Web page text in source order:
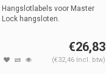
Hangslotlabels voor Master
Lock hangsloten.
€26,83
(€32,46 Incl. btw)